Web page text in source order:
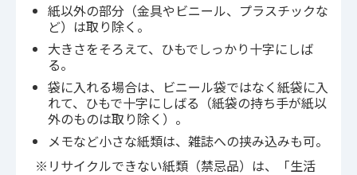
紙以外の部分（金具やビニール、プラスチックな
ど）は取り除く。
大きさをそろえて、ひもでしっかり十字にしば
る。
袋に入れる場合は、ビニール袋ではなく紙袋に入
れて、ひもで十字にしばる（紙袋の持ち手が紙以
外のものは取り除く）。
メモなど小さな紙類は、雑誌への挟み込みも可。
※リサイクルできない紙類（禁忌品）は、「生活